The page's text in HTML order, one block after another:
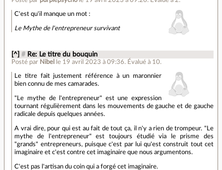
C'est qu'il manque un mot :
Le Mythe de l'entrepreneur survivant
[^] # Re: Le titre du bouquin
Posté par Nibel le 19 avril 2023 à 09:36. Évalué à 10.
Le titre fait justement référence à un maronnier
bien connu de mes camarades.
"Le mythe de l'entrepreneur" est une expression
tournant régulièrement dans les mouvements de gauche et de gauche
radicale depuis quelques années.
A vrai dire, pour qui est au fait de tout ça, il n'y a rien de trompeur. "Le
mythe de l'entrepreneur" est toujours étudié via le prisme des
"grands" entrepreneurs, puisque c'est par lui qu'est construit tout cet
imaginaire et c'est contre cet imaginaire que nous argumentons.
C'est pas l'artisan du coin qui a forgé cet imaginaire.